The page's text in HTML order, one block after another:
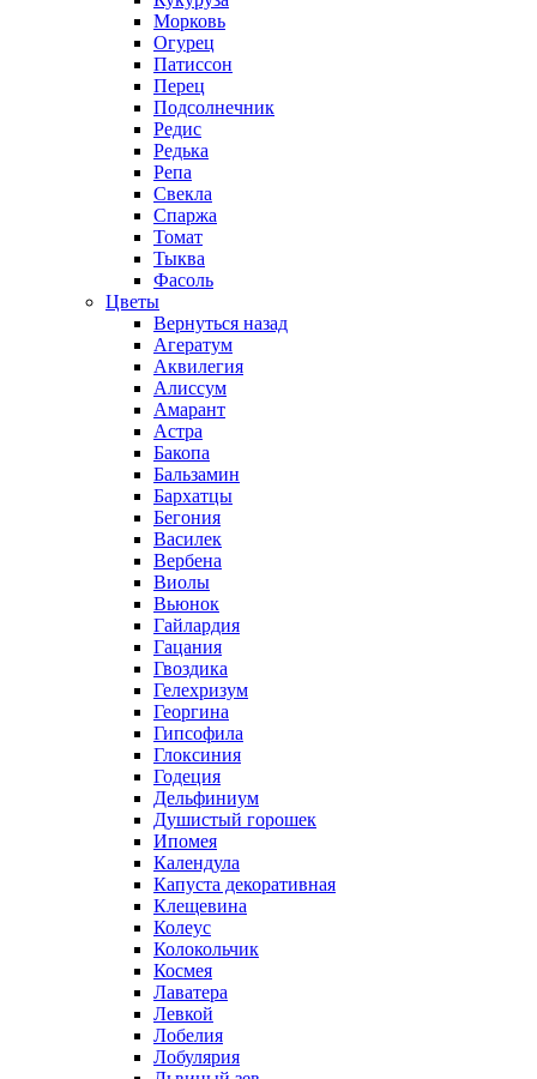
Морковь
Огурец
Патиссон
Перец
Подсолнечник
Редис
Редька
Репа
Свекла
Спаржа
Томат
Тыква
Фасоль
Цветы
Вернуться назад
Агератум
Аквилегия
Алиссум
Амарант
Астра
Бакопа
Бальзамин
Бархатцы
Бегония
Василек
Вербена
Виолы
Вьюнок
Гайлардия
Гацания
Гвоздика
Гелехризум
Георгина
Гипсофила
Глоксиния
Годеция
Дельфиниум
Душистый горошек
Ипомея
Календула
Капуста декоративная
Клещевина
Колеус
Колокольчик
Космея
Лаватера
Левкой
Лобелия
Лобулярия